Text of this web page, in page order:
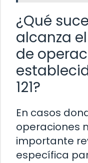
¿Qué
alcanza
de
121?
En casos
operaciones
importante
específica